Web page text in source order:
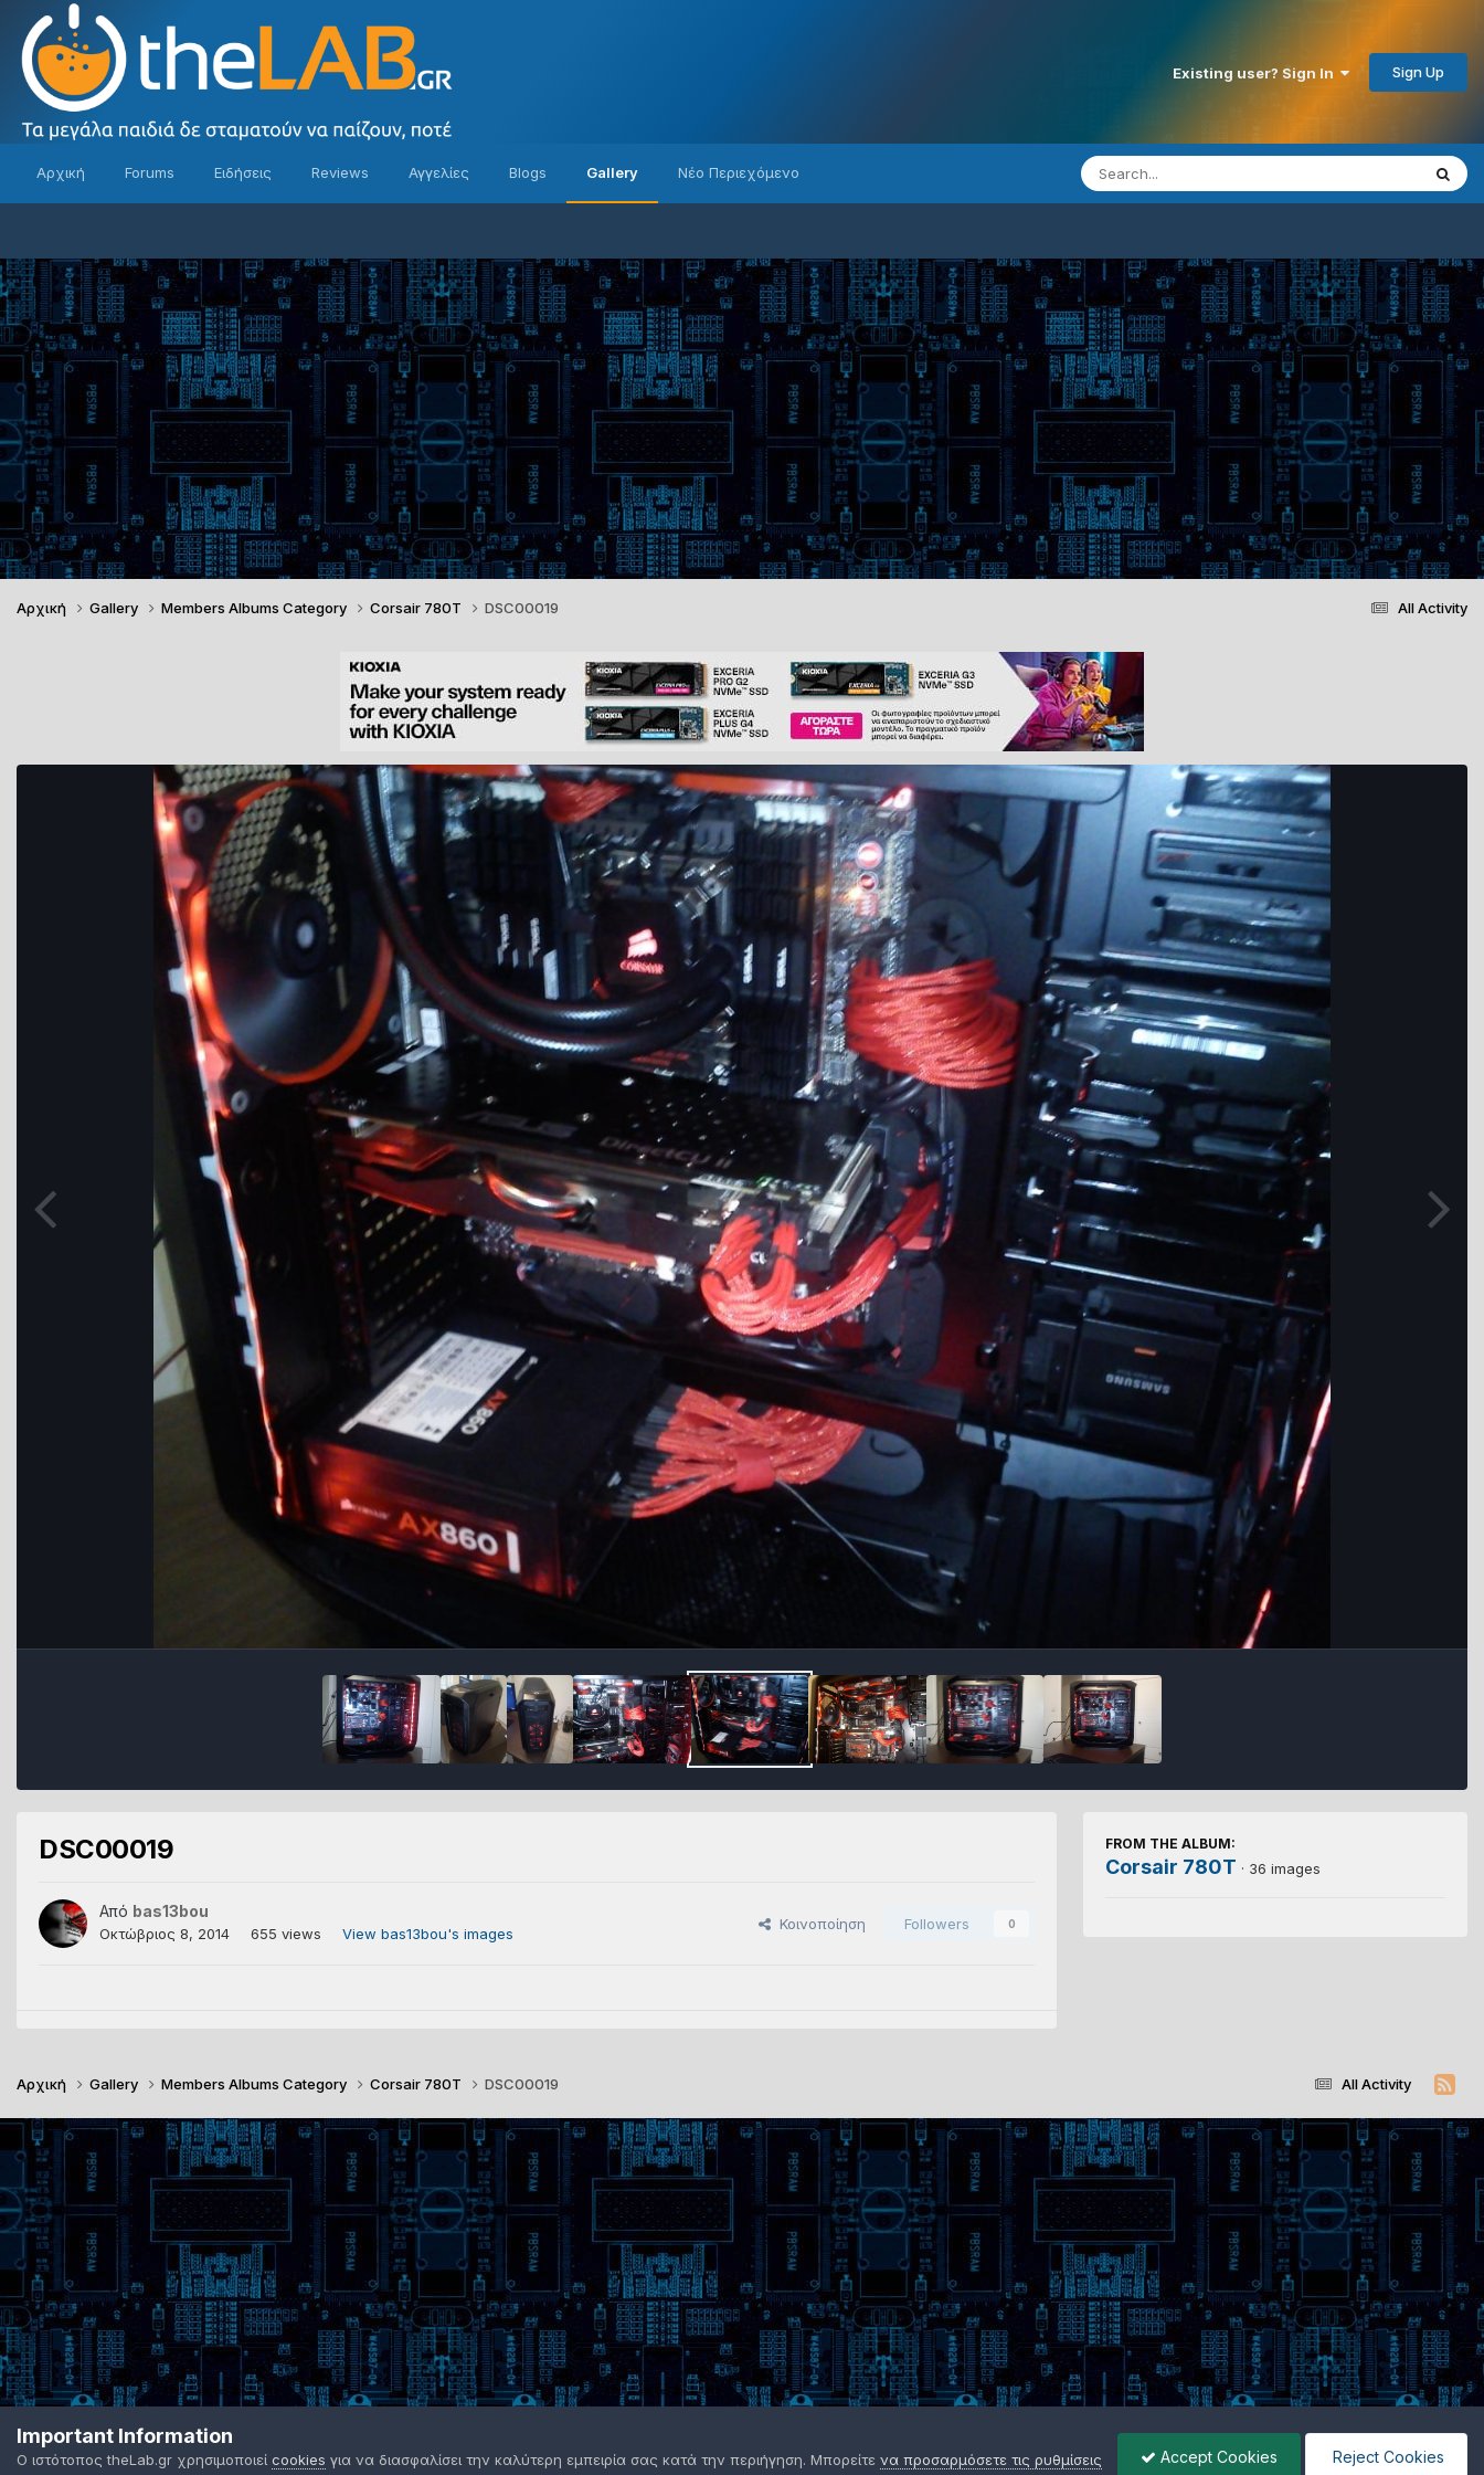
Existing user? Sign In Sign Up
Αρχική Forums Ειδήσεις Reviews Αγγελίες Blogs Gallery Νέο Περιεχόμενο
All Activity
Αρχική Gallery Members Albums Category Corsair 780T DSC00019
DSC00019
Από bas13bou
Οκτώβριος 8, 2014 655 views View bas13bou's images
Κοινοποίηση Followers 0
FROM THE ALBUM:
Corsair 780T · 36 images
All Activity
Αρχική Gallery Members Albums Category Corsair 780T DSC00019
Important Information
Ο ιστότοπος theLab.gr χρησιμοποιεί cookies για να διασφαλίσει την καλύτερη εμπειρία σας κατά την περιήγηση. Μπορείτε να προσαρμόσετε τις ρυθμίσεις
Accept Cookies Reject Cookies